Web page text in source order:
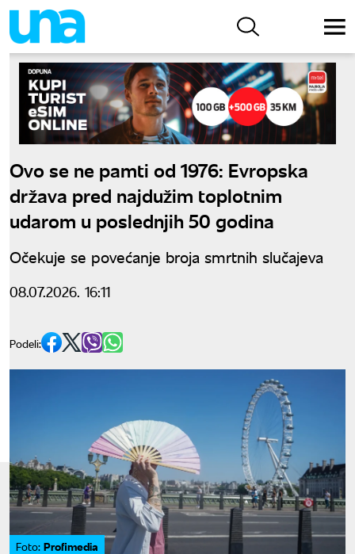
Ovo se ne pamti od 1976: Evropska
država pred najdužim toplotnim
udarom u poslednjih 50 godina
Očekuje se povećanje broja smrtnih slučajeva
08.07.2026. 16:11
Podeli:
Foto: Profimedia